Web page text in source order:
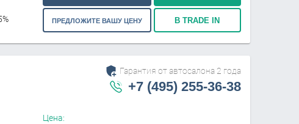
ПРЕДЛОЖИТЕ ВАШУ ЦЕНУ В TRADE IN
Гарантия от автосалона 2 года
+7 (495) 255-36-38
Цена: